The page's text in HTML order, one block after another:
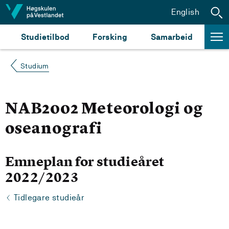
Hopp til innhald
Studietilbod Forsking Samarbeid
English
Studium
NAB2002 Meteorologi og
oseanografi
Emneplan for studieåret
2022/2023
Tidlegare studieår